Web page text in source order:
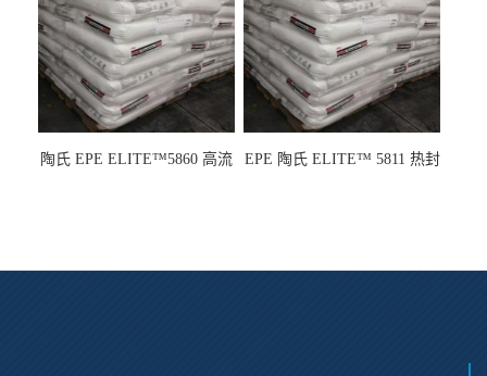
陶氏 EPE ELITE™5860 高流
EPE 陶氏 ELITE™ 5811 热封